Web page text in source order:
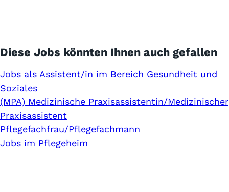
Diese Jobs könnten Ihnen auch gefallen
Jobs als Assistent/in im Bereich Gesundheit und
Soziales
(MPA) Medizinische Praxisassistentin/Medizinischer
Praxisassistent
Pflegefachfrau/Pflegefachmann
Jobs im Pflegeheim